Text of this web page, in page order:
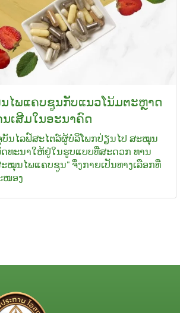
ໄພແຄບຊູນກັບແນວໂນ້ມຕະຫຼາດ
ເສີມໃນອະນາຄົດ
ນໄລຟ໌ສະໄຕລ໌ຜູ້ບໍລິໂພກປ່ຽນໄປ ສະໝຸນ
ດທະນາໃຫ້ຢູ່ໃນຮູບແບບທີ່ສະດວກ ທານ
ະໝຸນໄພແຄບຊູນ" ຈຶ່ງກາຍເປັນທາງເລືອກທີ່
ໜອງ